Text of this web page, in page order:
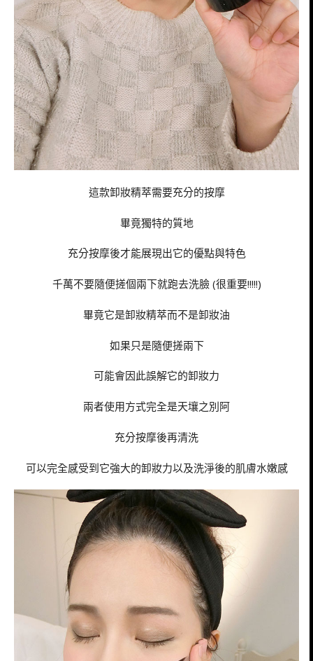
這款卸妝精萃需要充分的按摩
畢竟獨特的質地
充分按摩後才能展現出它的優點與特色
千萬不要隨便搓個兩下就跑去洗臉 (很重要!!!!!)
畢竟它是卸妝精萃而不是卸妝油
如果只是隨便搓兩下
可能會因此誤解它的卸妝力
兩者使用方式完全是天壤之別阿
充分按摩後再清洗
可以完全感受到它強大的卸妝力以及洗淨後的肌膚水嫩感